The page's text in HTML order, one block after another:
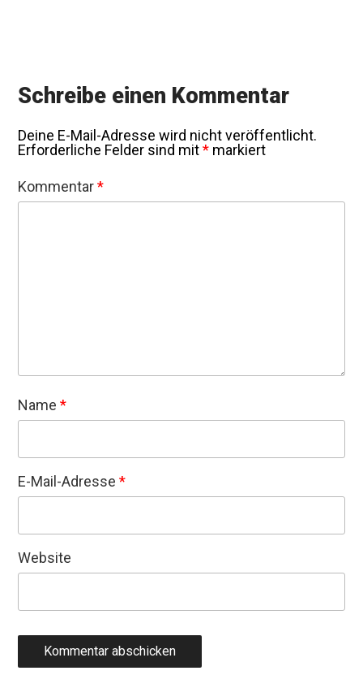
Schreibe einen Kommentar
Deine E-Mail-Adresse wird nicht veröffentlicht.
Erforderliche Felder sind mit* markiert
Kommentar*
Name*
E-Mail-Adresse*
Website